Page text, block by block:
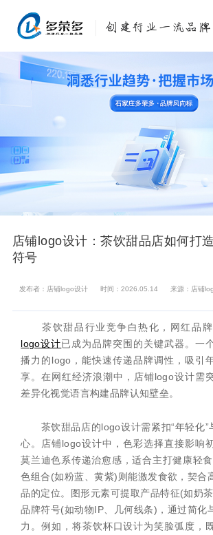
店铺logo设计：茶饮甜品店如何打
符号
发布者：店铺logo设计 时间：2026.05.14 来源：店铺
茶饮甜品行业竞争白热化，网红品牌
logo设计已成为品牌突围的关键武器。一
播力的logo，能快速传递品牌调性，吸引
享。在网红经济浪潮中，店铺logo设计需
差异化视觉语言构建品牌认知壁垒。
茶饮甜品店的logo设计需紧扣“年轻化”
心。店铺logo设计中，色彩选择直接影响
莫兰迪色系传递治愈感，适合主打健康轻
色组合(如粉蓝、黄紫)则能激发食欲，契合
品的定位。图形元素可提取产品特征(如奶
品牌符号(如动物IP、几何线条)，通过简化
力。例如，将茶饮杯口设计为笑脸弧度，